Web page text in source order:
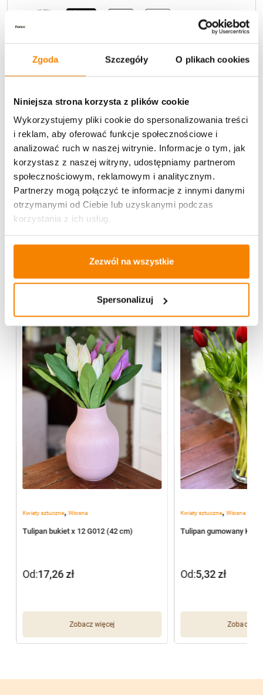
Zgoda Szczegóły O plikach cookies
Niniejsza strona korzysta z plików cookie
Wykorzystujemy pliki cookie do spersonalizowania treści
i reklam, aby oferować funkcje społecznościowe i
analizować ruch w naszej witrynie. Informacje o tym, jak
korzystasz z naszej witryny, udostępniamy partnerom
społecznościowym, reklamowym i analitycznym.
Partnerzy mogą połączyć te informacje z innymi danymi
otrzymanymi od Ciebie lub uzyskanymi podczas
korzystania z ich usług.
Zezwól na wszystkie
Spersonalizuj
hurtowniiPrzejdź do hurtowni B2B
Opis produktu
Specyfikacja
Opinie klientów
Więcej z kategorii Kwiaty sztuczne
Kwiaty sztuczne, Wiosna
Tulipan bukiet x 12 G012 (42 cm)
Zobacz więcej
Od:17,26zł
Kwiaty sztuczne,Wiosna
Tulipan gumowany K25
Zobacz
Od:5,32zł